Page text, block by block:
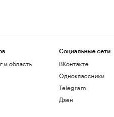
и область
Социальные сети
ВКонтакте
Одноклассники
Telegram
Дзен